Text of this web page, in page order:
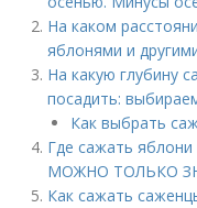
На каком
яблонями и
На какую глубину
посадить:
Как выбрать
Где сажать
МОЖНО ТОЛЬКО
Как сажать